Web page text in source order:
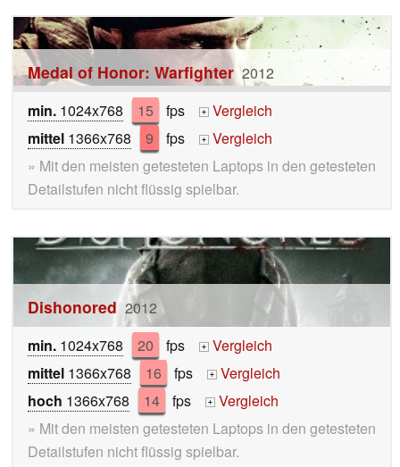
Medal of Honor: Warfighter 2012
min. 1024x768 15 fps +
Vergleich
mittel 1366x768 9 fps +
Vergleich
» Mit den meisten getesteten Laptops in den getesteten
Detailstufen nicht flüssig spielbar.
Dishonored 2012
min. 1024x768 20 fps +
Vergleich
mittel 1366x768 16 fps +
Vergleich
hoch 1366x768 14 fps +
Vergleich
» Mit den meisten getesteten Laptops in den getesteten
Detailstufen nicht flüssig spielbar.